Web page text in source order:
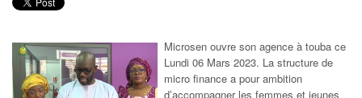
Microsen ouvre son agence à touba ce
Lundi 06 Mars 2023. La structure de
micro finance a pour ambition
d’accompagner les femmes et jeunes